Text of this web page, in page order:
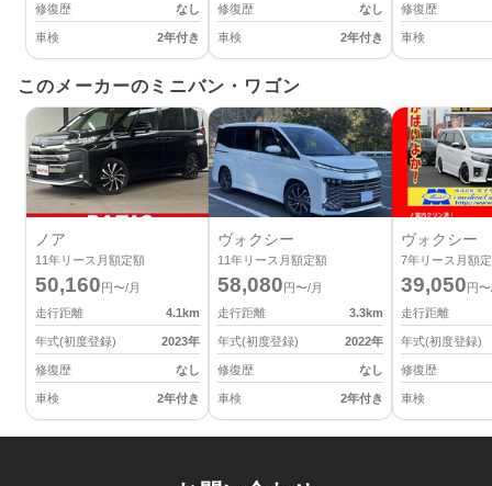
修復歴 なし
車検 2年付き
修復歴 なし
車検 2年付き
修復歴
車検
このメーカーのミニバン・ワゴン
ノア
11年リース月額定額
50,160円〜/月
走行距離
4.1km
年式(初度登録) 2023年
修復歴 なし
車検 2年付き
ヴォクシー
11年リース月額定額
58,080円〜/月
走行距離
3.3km
年式(初度登録) 2022年
修復歴 なし
車検 2年付き
ヴォクシー
7年リース月額
39,050円
走行距離
年式(初度登録)
修復歴
車検